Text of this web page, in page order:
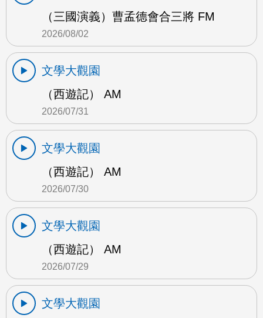
（三國演義）曹孟德會合三將 FM
2026/08/02
文學大觀園
（西遊記） AM
2026/07/31
文學大觀園
（西遊記） AM
2026/07/30
文學大觀園
（西遊記） AM
2026/07/29
文學大觀園